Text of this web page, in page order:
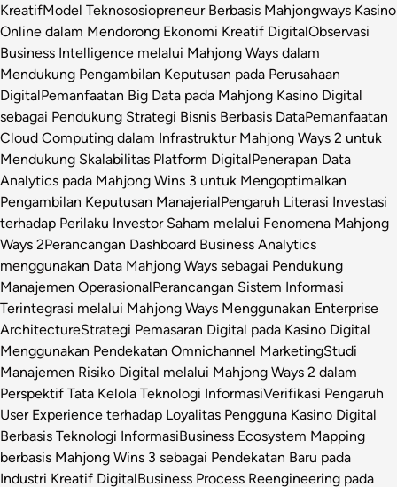
KreatifModel Teknososiopreneur Berbasis Mahjongways Kasino
Online dalam Mendorong Ekonomi Kreatif DigitalObservasi
Business Intelligence melalui Mahjong Ways dalam
Mendukung Pengambilan Keputusan pada Perusahaan
DigitalPemanfaatan Big Data pada Mahjong Kasino Digital
sebagai Pendukung Strategi Bisnis Berbasis DataPemanfaatan
Cloud Computing dalam Infrastruktur Mahjong Ways 2 untuk
Mendukung Skalabilitas Platform DigitalPenerapan Data
Analytics pada Mahjong Wins 3 untuk Mengoptimalkan
Pengambilan Keputusan ManajerialPengaruh Literasi Investasi
terhadap Perilaku Investor Saham melalui Fenomena Mahjong
Ways 2Perancangan Dashboard Business Analytics
menggunakan Data Mahjong Ways sebagai Pendukung
Manajemen OperasionalPerancangan Sistem Informasi
Terintegrasi melalui Mahjong Ways Menggunakan Enterprise
ArchitectureStrategi Pemasaran Digital pada Kasino Digital
Menggunakan Pendekatan Omnichannel MarketingStudi
Manajemen Risiko Digital melalui Mahjong Ways 2 dalam
Perspektif Tata Kelola Teknologi InformasiVerifikasi Pengaruh
User Experience terhadap Loyalitas Pengguna Kasino Digital
Berbasis Teknologi InformasiBusiness Ecosystem Mapping
berbasis Mahjong Wins 3 sebagai Pendekatan Baru pada
Industri Kreatif DigitalBusiness Process Reengineering pada